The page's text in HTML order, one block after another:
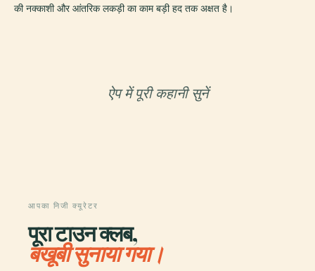
की नक्काशी और आंतरिक लकड़ी का काम बड़ी हद तक अक्षत है।
ऐप में पूरी कहानी सुनें
आपका निजी क्यूरेटर
पूरा टाउन क्लब,
बखूबी सुनाया गया।